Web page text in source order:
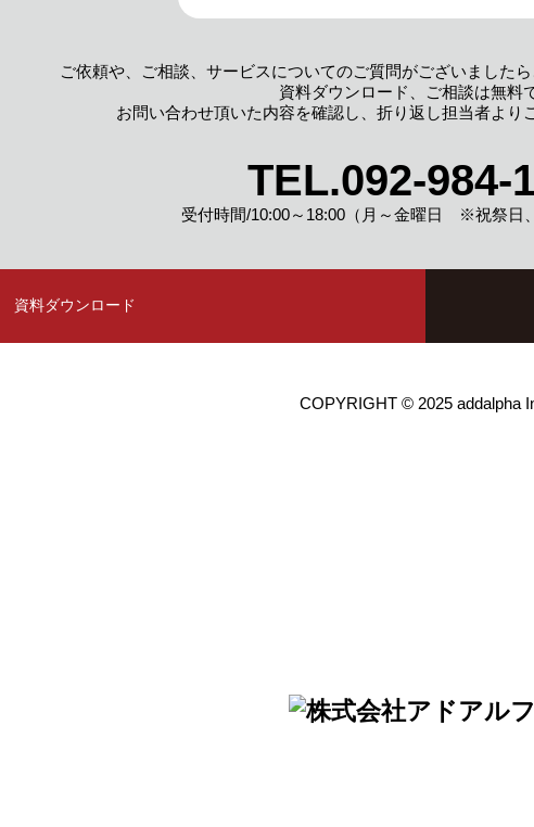
ご依頼や、ご相談、サービスについてのご質問がございましたら
資料ダウンロード、
ご相談は無料
お問い合わせ頂いた内容を確認し、 折り返し担当者より
TEL.092-984-
受付時間/10:00～18:00（月～金曜日 ※祝祭日、
資料ダウンロード
COPYRIGHT © 2025 addalpha